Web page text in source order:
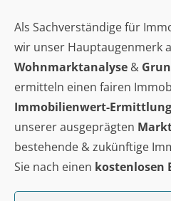
Als Sachverständige für
wir unser Hauptaugenmerk
Wohnmarktanalyse &
ermitteln einen fairen
Immobilienwert-
unserer ausgeprägten
bestehende & zukünftige
Sie nach einen kostenlosen